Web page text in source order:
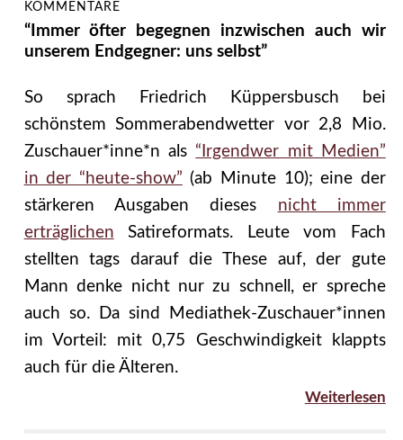
KOMMENTARE
“Immer öfter begegnen inzwischen auch wir
unserem Endgegner: uns selbst”
So sprach Friedrich Küppersbusch bei
schönstem Sommerabendwetter vor 2,8 Mio.
Zuschauer*inne*n als “Irgendwer mit Medien”
in der “heute-show” (ab Minute 10); eine der
stärkeren Ausgaben dieses nicht immer
erträglichen Satireformats. Leute vom Fach
stellten tags darauf die These auf, der gute
Mann denke nicht nur zu schnell, er spreche
auch so. Da sind Mediathek-Zuschauer*innen
im Vorteil: mit 0,75 Geschwindigkeit klappts
auch für die Älteren.
Weiterlesen